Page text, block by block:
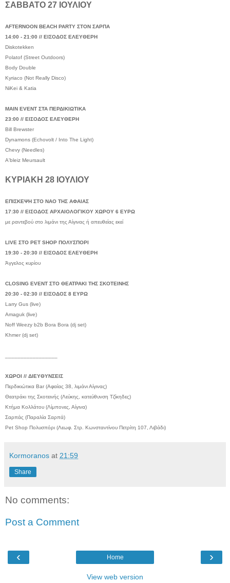
ΣΑΒΒΑΤΟ 27 ΙΟΥΛΙΟΥ
AFTERNOON BEACH PARTY ΣΤΟΝ ΣΑΡΠΑ
14:00 - 21:00 // ΕΙΣΟΔΟΣ ΕΛΕΥΘΕΡΗ
Diskotekken
Polatof (Street Outdoors)
Body Double
Kyriaco (Not Really Disco)
NiKei & Katia
MAIN EVENT ΣΤΑ ΠΕΡΔΙΚΙΩΤΙΚΑ
23:00 // ΕΙΣΟΔΟΣ ΕΛΕΥΘΕΡΗ
Bill Brewster
Dynamons (Echovolt / Into The Light)
Chevy (Needles)
A'bleiz Meursault
ΚΥΡΙΑΚΗ 28 ΙΟΥΛΙΟΥ
ΕΠΙΣΚΕΨΗ ΣΤΟ ΝΑΟ ΤΗΣ ΑΦΑΙΑΣ
17:30 // ΕΙΣΟΔΟΣ ΑΡΧΑΙΟΛΟΓΙΚΟΥ ΧΩΡΟΥ 6 ΕΥΡΩ
με ραντεβού στο λιμάνι της Αίγινας ή απευθείας εκεί
LIVE ΣΤΟ PET SHOP ΠΟΛΥΣΠΟΡΙ
19:30 - 20:30 // ΕΙΣΟΔΟΣ ΕΛΕΥΘΕΡΗ
Άγγελος κυρίου
CLOSING EVENT ΣΤΟ ΘΕΑΤΡΑΚΙ ΤΗΣ ΣΚΟΤΕΙΝΗΣ
20:30 - 02:30 // ΕΙΣΟΔΟΣ 8 ΕΥΡΩ
Larry Gus (live)
Amaguk (live)
Noff Weezy b2b Bora Bora (dj set)
Khmer (dj set)
ΧΩΡΟΙ // ΔΙΕΥΘΥΝΣΕΙΣ
Περδικιώτικα Bar (Αφαίας 38, λιμάνι Αίγινας)
Θεατράκι της Σκοτεινής (Λεύκης, κατεύθυνση Τζίκηδες)
Κτήμα Κολλάτου (Λίμπονες, Αίγινα)
Σαρπάς (Παραλία Σαρπά)
Pet Shop Πολυσπόρι (Λεωφ. Στρ. Κωνσταντίνου Πετρίτη 107, Λιβάδι)
Kormoranos at 21:59
Share
No comments:
Post a Comment
‹ ›
Home
View web version